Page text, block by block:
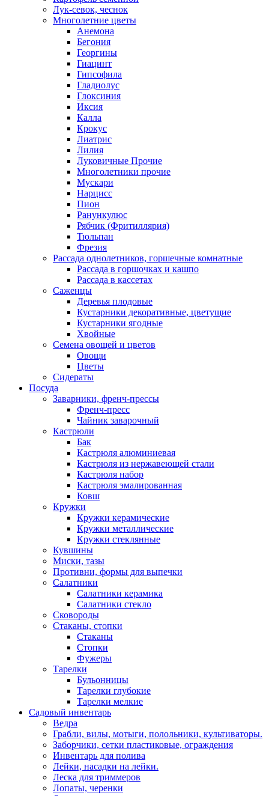
Лук-севок, чеснок
Многолетние цветы
Анемона
Бегония
Георгины
Гиацинт
Гипсофила
Гладиолус
Глоксиния
Иксия
Калла
Крокус
Лиатрис
Лилия
Луковичные Прочие
Многолетники прочие
Мускари
Нарцисс
Пион
Ранункулюс
Рябчик (Фритиллярия)
Тюльпан
Фрезия
Рассада однолетников, горшечные комнатные
Рассада в горшочках и кашпо
Рассада в кассетах
Саженцы
Деревья плодовые
Кустарники декоративные, цветущие
Кустарники ягодные
Хвойные
Семена овощей и цветов
Овощи
Цветы
Сидераты
Посуда
Заварники, френч-прессы
Френч-пресс
Чайник заварочный
Кастрюли
Бак
Кастрюля алюминиевая
Кастрюля из нержавеющей стали
Кастрюля набор
Кастрюля эмалированная
Ковш
Кружки
Кружки керамические
Кружки металлические
Кружки стеклянные
Кувшины
Миски, тазы
Противни, формы для выпечки
Салатники
Салатники керамика
Салатники стекло
Сковороды
Стаканы, стопки
Стаканы
Стопки
Фужеры
Тарелки
Бульонницы
Тарелки глубокие
Тарелки мелкие
Садовый инвентарь
Ведра
Грабли, вилы, мотыги, полольники, культиваторы.
Заборчики, сетки пластиковые, ограждения
Инвентарь для полива
Лейки, насадки на лейки.
Леска для триммеров
Лопаты, черенки